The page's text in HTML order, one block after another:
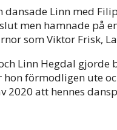
dansade Linn med
men hamnade på
som Viktor Frisk,
Linn Hegdal
förmodligen ute
2020 att hennes